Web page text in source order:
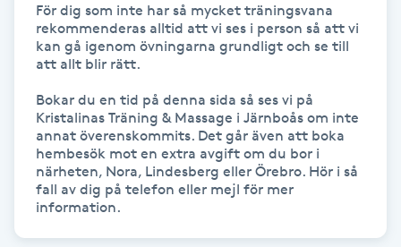
Hyaluronsyra
Hyperhidros
Hypnos
Hårborttagning
Hårbottenbehandling
För dig som inte har så mycket träningsvana
rekommenderas alltid att vi ses i person så att vi
kan gå igenom övningarna grundligt och se till
att allt blir rätt.
Bokar du en tid på denna sida så ses vi på
Kristalinas Träning & Massage i Järnboås om inte
annat överenskommits. Det går även att boka
hembesök mot en extra avgift om du bor i
närheten, Nora, Lindesberg eller Örebro. Hör i så
fall av dig på telefon eller mejl för mer
information.